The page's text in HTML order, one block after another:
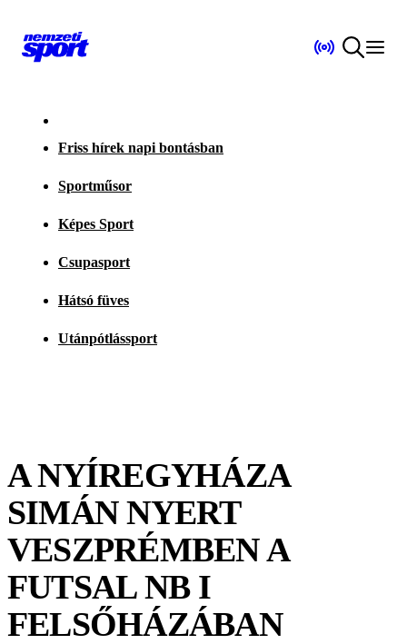
Friss hírek napi bontásban
Sportműsor
Képes Sport
Csupasport
Hátsó füves
Utánpótlássport
A NYÍREGYHÁZA
SIMÁN NYERT
VESZPRÉMBEN A
FUTSAL NB I
FELSŐHÁZÁBAN